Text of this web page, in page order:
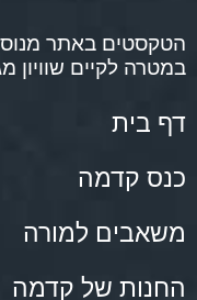
הטקסטים באתר
במטרה לקיים שוויון
דף בית
כנס קדמה
משאבים למורה
החנות של קדמה